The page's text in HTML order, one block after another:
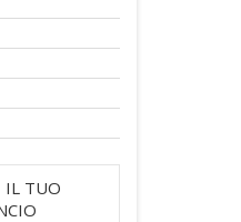
IL TUO